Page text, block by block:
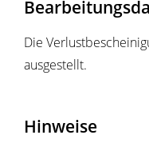
Die
ausgestellt.
Hinweise